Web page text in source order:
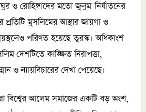
ও রোহিঙ্গাদের মতো জুলুম-নির্যাতনের
প্রতিটি মুসলিমের আস্থার জায়গা ও
পরিণত হয়েছে তুরস্ক। অধিকাংশ
দেশটিতে কাঙ্ক্ষিত নিরাপত্তা,
ও ন্যায়বিচারের দেখা পেয়েছে।
বিশ্বের আলেম সমাজের একটি বড় অংশ,